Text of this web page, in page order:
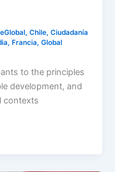
,Chile,Ciudadanía
, Francia,Global
to the principles
development, and
contexts